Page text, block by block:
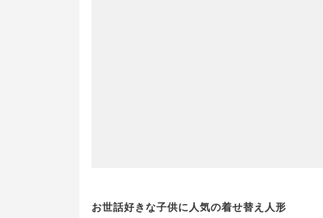
お世話好きな子供に人気の着せ替え人形